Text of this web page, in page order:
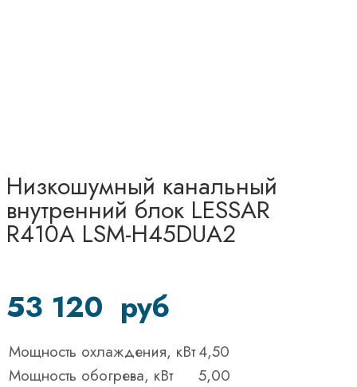
Низкошумный канальный
внутренний блок LESSAR
R410A LSM-H45DUA2
53 120 руб
Мощность охлаждения, кВт4,50
Мощность обогрева, кВт
5,00